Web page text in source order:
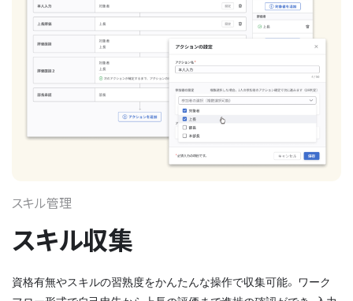
スキル管理
スキル収集
資格有無やスキルの習熟度をかんたんな操作で収集可能。 ワーク